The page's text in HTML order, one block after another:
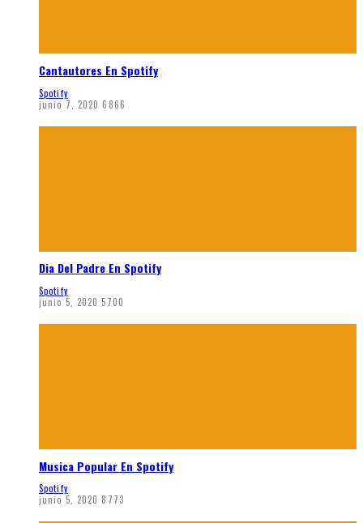
Cantautores En Spotify
Spotify
junio 7, 2020 6866
Dia Del Padre En Spotify
Spotify
junio 5, 2020 5700
Musica Popular En Spotify
Spotify
junio 5, 2020 8773